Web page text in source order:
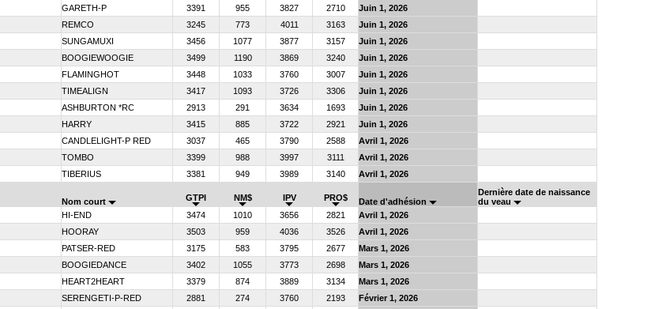
GARETH-P 3391 955 3827 2710
Juin 1, 2026
REMCO 3245 773 4011 3163
Juin 1, 2026
SUNGAMUXI 3456 1077 3877 3157
Juin 1, 2026
BOOGIEWOOGIE 3499 1190 3869 3240
Juin 1, 2026
FLAMINGHOT 3448 1033 3760 3007
Juin 1, 2026
TIMEALIGN 3417 1093 3726 3306
Juin 1, 2026
ASHBURTON *RC 2913 291 3634 1693
Juin 1, 2026
HARRY 3415 885 3722 2921
Juin 1, 2026
CANDLELIGHT-P RED 3037 465 3790 2588
Avril 1, 2026
TOMBO 3399 988 3997 3111
Avril 1, 2026
TIBERIUS 3381 949 3989 3140 Avril 1, 2026
Nom court GTPI NM$ IPV PRO$ Date d'adhésion
Dernière date de naissance
du veau
HI-END 3474 1010 3656 2821
Avril 1, 2026
HOORAY 3503 959 4036 3526
Avril 1, 2026
PATSER-RED 3175 583 3795 2677
Mars 1, 2026
BOOGIEDANCE 3402 1055 3773 2698
Mars 1, 2026
HEART2HEART 3379 874 3889 3134
Mars 1, 2026
SERENGETI-P-RED 2881 274 3760 2193
Février 1, 2026